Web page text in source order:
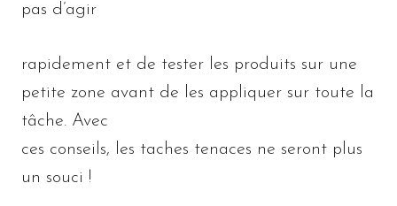
pas d’agir
rapidement et de tester les produits sur une
petite zone avant de les appliquer sur toute la
tâche. Avec
ces conseils, les taches tenaces ne seront plus
un souci !